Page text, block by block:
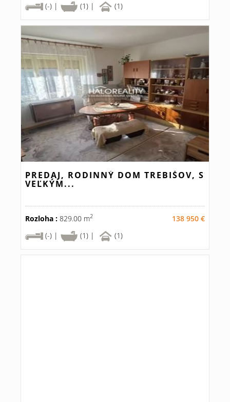
(-) |
(1) | (1)
PREDAJ, RODINNÝ DOM TREBIŠOV, S
VEĽKÝM...
Rozloha : 829.00 m2
138 950 €
(-) |
(1) | (1)